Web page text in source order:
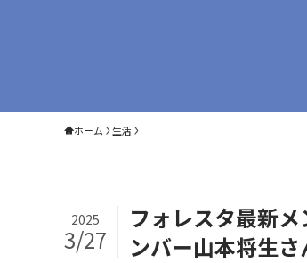
ホーム 生活
フォレスタ最新
ンバー山本将生
2025
3/27